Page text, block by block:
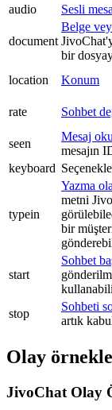
audio
Sesli
document
Belge
bir
location Konum
rate
Sohbet
seen
Mesaj
mesajın
keyboard
typein
Yazma
metni
bir
start
Sohbet
stop
Sohbeti
artık
Olay
JivoChat Olay